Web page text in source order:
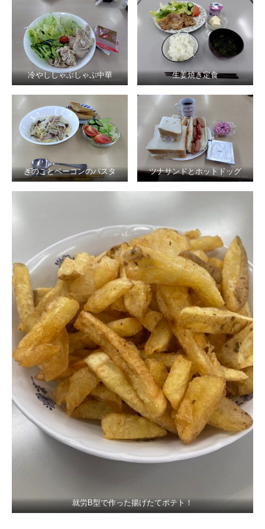
冷やししゃぶしゃぶ中華 生姜焼き定食
きのことベーコンのパスタ ツナサンドとホットドッグ
就労B型で作った揚げたてポテト！